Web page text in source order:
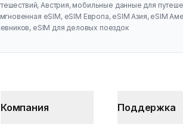
Австрия, мобильные данные для
eSIM, eSIM Европа, eSIM Азия, eSIM
eSIM для деловых поездок
Компания Поддержка